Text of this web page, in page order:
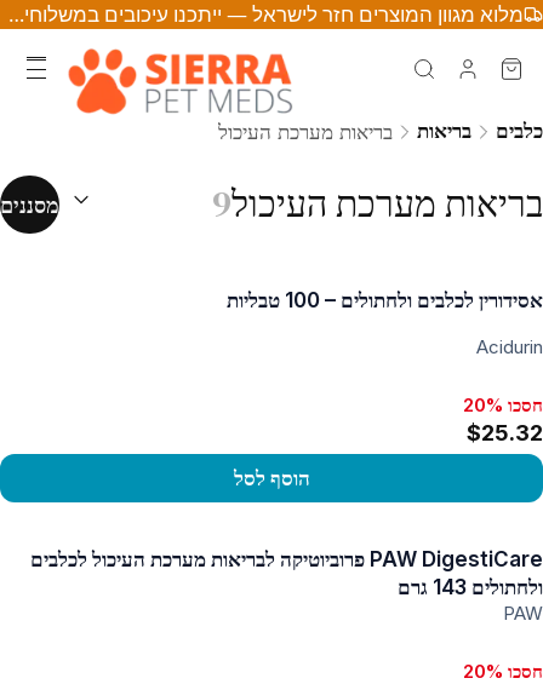
מלוא מגוון המוצרים חזר לישראל — ייתכנו עיכובים במשלוחים • לחצו לפרטים
כלבים בריאות בריאות מערכת העיכול
בריאות מערכת העיכול9 מיון לפי:
מסננים
אסידורין לכלבים ולחתולים – 100 טבליות
Acidurin
חסכו 20%
$25.32
הוסף לסל
PAW DigestiCare פרוביוטיקה לבריאות מערכת העיכול לכלבים
ולחתולים 143 גרם
PAW
חסכו 20%